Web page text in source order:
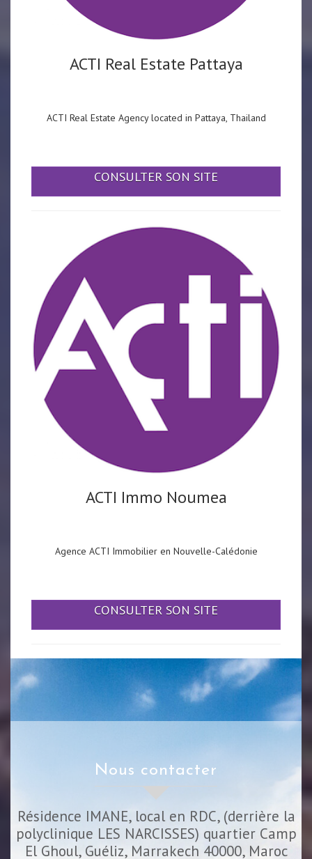
ACTI Real Estate Pattaya
ACTI Real Estate Agency located in Pattaya, Thailand
CONSULTER SON SITE
ACTI Immo Noumea
Agence ACTI Immobilier en Nouvelle-Calédonie
CONSULTER SON SITE
nous contacter
Résidence IMANE, local en RDC, (derrière la
polyclinique LES NARCISSES) quartier Camp
El Ghoul, Guéliz, Marrakech 40000, Maroc